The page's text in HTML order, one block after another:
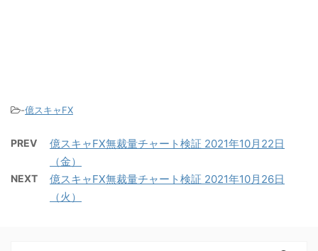
-億スキャFX
PREV
億スキャFX無裁量チャート検証 2021年10月22日
（金）
NEXT
億スキャFX無裁量チャート検証 2021年10月26日
（火）